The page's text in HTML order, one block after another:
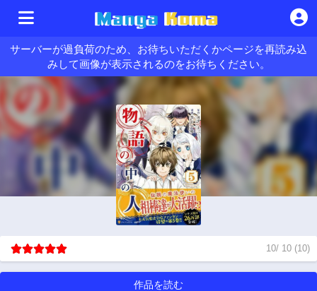
サーバーが過負荷のため、お待ちいただくかページを再読み込
みして画像が表示されるのをお待ちください。
10/ 10 (10)
作品を読む